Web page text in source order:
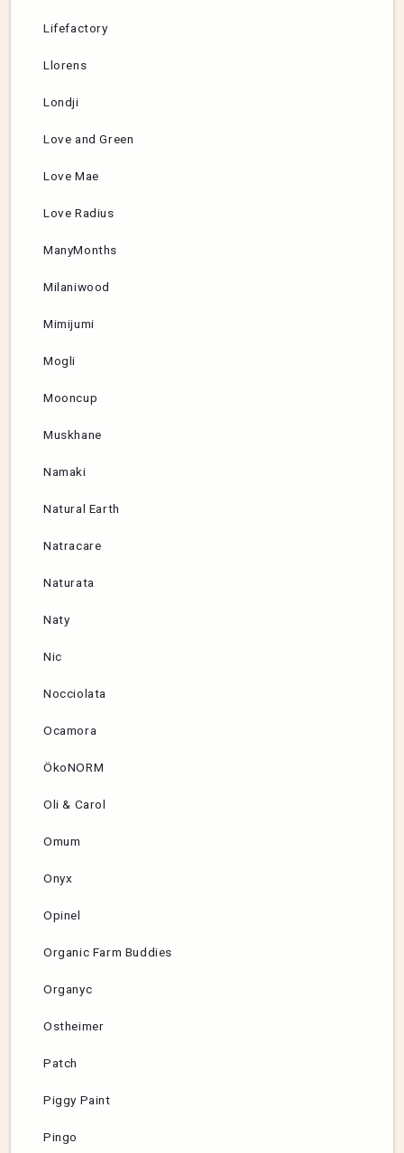
Lifefactory
Llorens
Londji
Love and Green
Love Mae
Love Radius
ManyMonths
Milaniwood
Mimijumi
Mogli
Mooncup
Muskhane
Namaki
Natural Earth
Natracare
Naturata
Naty
Nic
Nocciolata
Ocamora
ÖkoNORM
Oli & Carol
Omum
Onyx
Opinel
Organic Farm Buddies
Organyc
Ostheimer
Patch
Piggy Paint
Pingo